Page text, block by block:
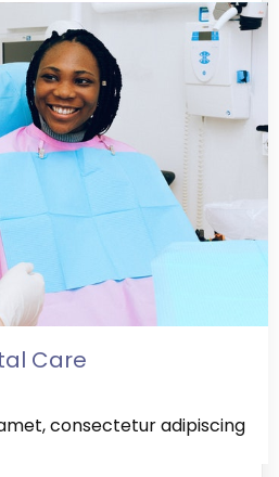
Care
consectetur adipiscing